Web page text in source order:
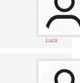
Lucii